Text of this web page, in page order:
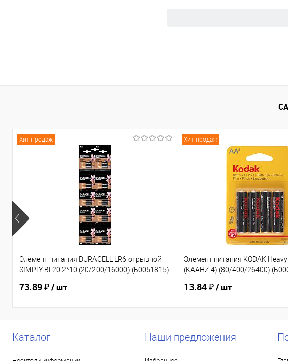
Хит продаж
Элемент питания DURACELL LR6 отрывной
SIMPLY BL20 2*10 (20/200/16000) (Б0051815)
73.89 ₽/ шт
Хит продаж
Элемент питания KODAK
(KAAHZ-4) (80/400/26400)
13.84 ₽/ шт
Каталог Наши предложения